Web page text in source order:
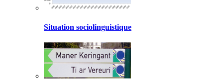
Situation sociolinguistique